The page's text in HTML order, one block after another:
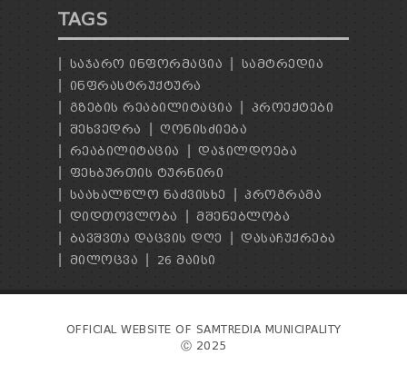
TAGS
ᲡᲐᲯᲐᲠᲝ ᲘᲜᲤᲝᲠᲛᲐᲪᲘᲐ
ᲡᲐᲛᲢᲠᲔᲓᲘᲐ
ᲘᲜᲤᲠᲐᲡᲢᲠᲣᲥᲢᲣᲠᲐ
ᲒᲖᲔᲑᲘᲡ ᲠᲔᲐᲑᲘᲚᲘᲢᲐᲪᲘᲐ
ᲞᲠᲝᲔᲥᲢᲔᲑᲘ
ᲨᲔᲮᲕᲔᲓᲠᲐ
ᲦᲝᲜᲘᲡᲫᲘᲔᲑᲐ
ᲠᲔᲐᲑᲘᲚᲘᲢᲐᲪᲘᲐ
ᲓᲐᲯᲘᲚᲓᲝᲔᲑᲐ
ᲤᲔᲮᲑᲣᲠᲗᲘᲡ ᲢᲣᲠᲜᲘᲠᲘ
ᲡᲐᲐᲮᲐᲚᲬᲚᲝ ᲜᲐᲫᲕᲘᲡᲮᲔ
ᲞᲠᲝᲒᲠᲐᲛᲐ
ᲓᲘᲓᲗᲝᲕᲚᲝᲑᲐ
ᲛᲨᲔᲜᲔᲑᲚᲝᲑᲐ
ᲑᲐᲕᲨᲕᲗᲐ ᲓᲐᲪᲕᲘᲡ ᲓᲦᲔ
ᲓᲐᲡᲐᲩᲣᲥᲠᲔᲑᲐ
ᲛᲘᲚᲝᲪᲕᲐ
26 ᲛᲐᲘᲡᲘ
OFFICIAL WEBSITE OF SAMTREDIA MUNICIPALITY
Ⓒ 2025